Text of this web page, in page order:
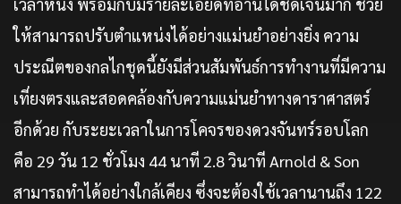
เวลาหนึ่ง พร้อมกับมีรายละเอียดที่อ่านได้ชัดเจนมาก ช่วย
ให้สามารถปรับตำแหน่งได้อย่างแม่นยำอย่างยิ่ง ความ
ประณีตของกลไกชุดนี้ยังมีส่วนสัมพันธ์การทำงานที่มีความ
เที่ยงตรงและสอดคล้องกับความแม่นยำทางดาราศาสตร์
อีกด้วย กับระยะเวลาในการโคจรของดวงจันทร์รอบโลก
คือ 29 วัน 12 ชั่วโมง 44 นาที 2.8 วินาที Arnold & Son
สามารถทำได้อย่างใกล้เคียง ซึ่งจะต้องใช้เวลานานถึง 122